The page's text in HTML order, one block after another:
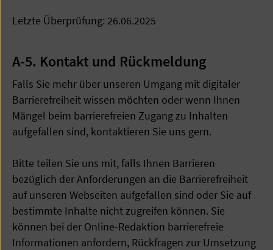
Letzte Überprüfung: 26.06.2025
A-5. Kontakt und Rückmeldung
Falls Sie mehr über unseren Umgang mit digitaler
Barrierefreiheit wissen möchten oder wenn Ihnen
Mängel beim barrierefreien Zugang zu Inhalten
aufgefallen sind, kontaktieren Sie uns gern.
Bitte teilen Sie uns mit, falls Ihnen Barrieren
bezüglich der Anforderungen an die Barrierefreiheit
auf unseren Webseiten aufgefallen sind oder Sie auf
bestimmte Inhalte nicht zugreifen können. Sie
können bei der Online-Redaktion barrierefreie
Informationen anfordern, Rückfragen zur Umsetzung